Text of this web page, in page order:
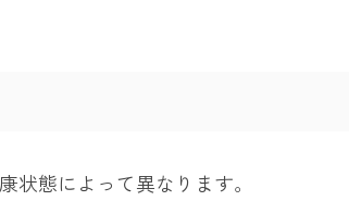
状態によって異なります。